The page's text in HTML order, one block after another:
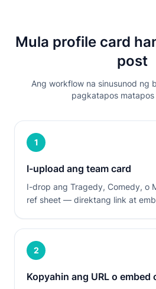
Mula profile card
post
Ang workflow na sinusunod ng
pagkatapos
1
I-upload ang team card
I-drop ang Tragedy, Comedy, o
ref sheet — direktang link at
2
Kopyahin ang URL o embed